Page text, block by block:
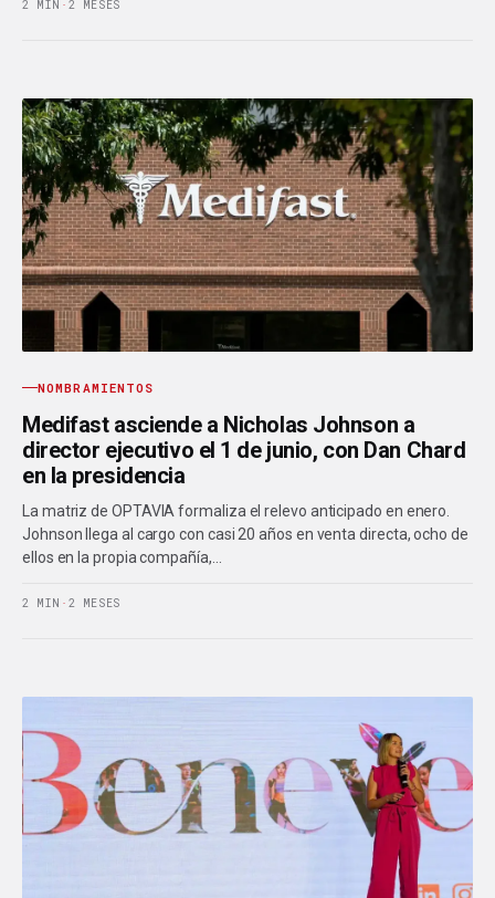
2 MIN · 2 MESES
NOMBRAMIENTOS
Medifast asciende a Nicholas Johnson a
director ejecutivo el 1 de junio, con Dan Chard
en la presidencia
La matriz de OPTAVIA formaliza el relevo anticipado en enero.
Johnson llega al cargo con casi 20 años en venta directa, ocho de
ellos en la propia compañía,…
2 MIN · 2 MESES